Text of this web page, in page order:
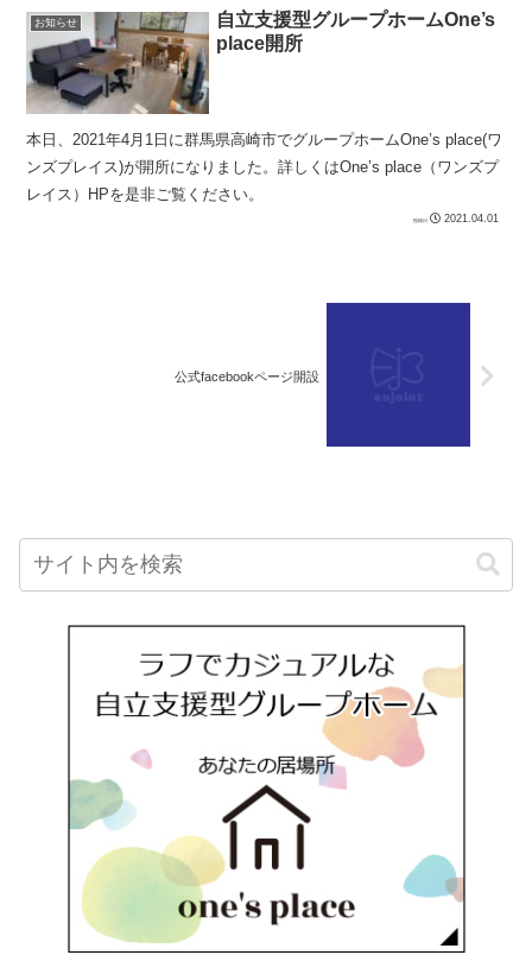
お知らせ
自立支援型グループホームOne’s
place開所
本日、2021年4月1日に群馬県高崎市でグループホームOne’s place(ワ
ンズプレイス)が開所になりました。詳しくはOne’s place（ワンズプ
レイス）HPを是非ご覧ください。
2021.04.01
公式facebookページ開設